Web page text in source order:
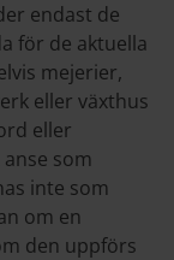
endast de
för de aktuella
mejerier,
eller växthus
eller
som
inte som
om en
den uppförs